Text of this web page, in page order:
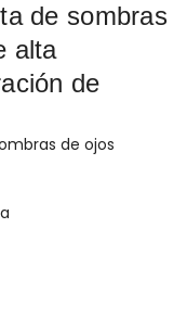
de sombras
alta
de
de ojos